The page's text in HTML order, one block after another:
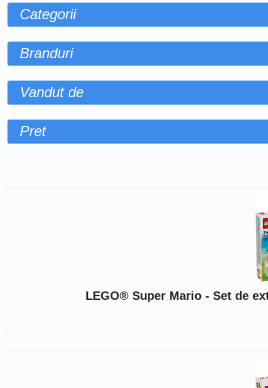
Categorii
Branduri
Vandut de
Pret
LEGO® Super Mario - Set de